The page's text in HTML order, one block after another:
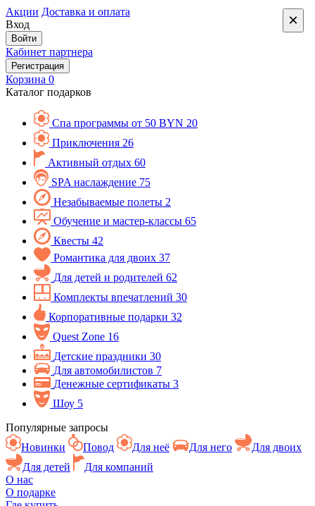
Акции Доставка и оплата
Вход
Войти
Кабинет партнера
Регистрация
Корзина 0
Каталог подарков
Спа программы от 50 BYN 20
Приключения 26
Активный отдых 60
SPA наслаждение 75
Незабываемые полеты 2
Обучение и мастер-классы 65
Квесты 42
Романтика для двоих 37
Для детей и родителей 62
Комплекты впечатлений 30
Корпоративные подарки 32
Quest Zone 16
Детские праздники 30
Для автомобилистов 7
Денежные сертификаты 3
Шоу 5
Популярные запросы
Новинки
Повод Для неё Для него
Для двоих
Для детей
Для компаний
О нас
О подарке
×